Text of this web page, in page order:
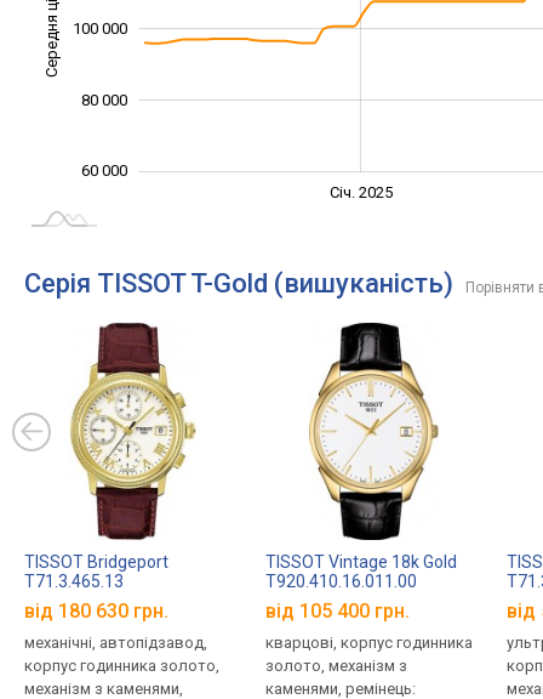
Середня ціна 100 000
60 000
80 000
100 000
Січ. 2025
Серія TISSOT T-Gold (вишуканість) Порівняти
TISSOT Bridgeport
T71.3.465.13
від 180 630 грн.
механічні, автопідзавод,
корпус годинника золото,
механізм з каменями,
TISSOT Vintage 18k Gold
T920.410.16.011.00
від 105 400 грн.
кварцові, корпус годинника
золото, механізм з
каменями, ремінець:
від